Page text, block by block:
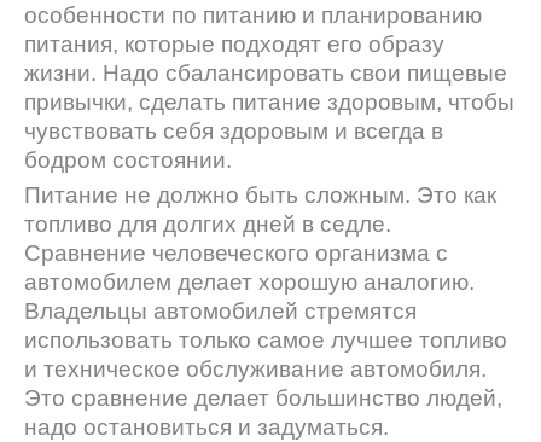
особенности по питанию и планированию
питания, которые подходят его образу
жизни. Надо сбалансировать свои пищевые
привычки, сделать питание здоровым, чтобы
чувствовать себя здоровым и всегда в
бодром состоянии.
Питание не должно быть сложным. Это как
топливо для долгих дней в седле.
Сравнение человеческого организма с
автомобилем делает хорошую аналогию.
Владельцы автомобилей стремятся
использовать только самое лучшее топливо
и техническое обслуживание автомобиля.
Это сравнение делает большинство людей,
надо остановиться и задуматься.